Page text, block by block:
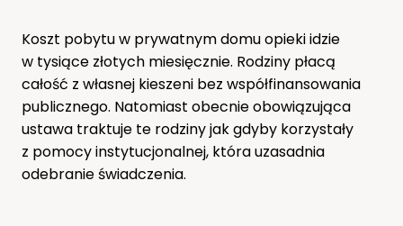
Koszt pobytu w prywatnym domu opieki idzie
w tysiące złotych miesięcznie. Rodziny płacą
całość z własnej kieszeni bez współfinansowania
publicznego. Natomiast obecnie obowiązująca
ustawa traktuje te rodziny jak gdyby korzystały
z pomocy instytucjonalnej, która uzasadnia
odebranie świadczenia.